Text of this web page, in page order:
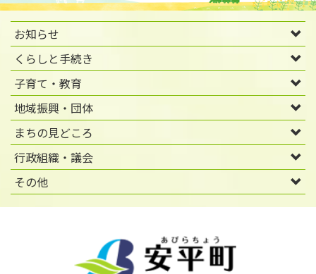
お知らせ
くらしと手続き
子育て・教育
地域振興・団体
まちの見どころ
行政組織・議会
その他